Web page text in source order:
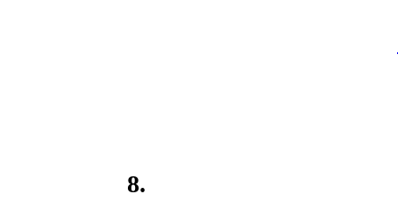
8.